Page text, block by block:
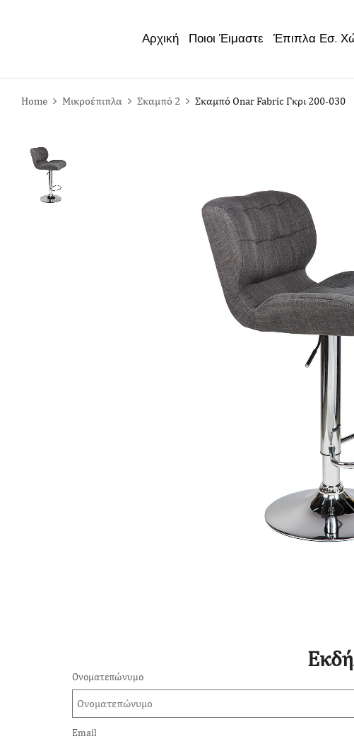
Αρχική Ποιοι Έιμαστε Έπιπλα Εσ.
Home Μικροέπιπλα Σκαμπό 2 Σκαμπό Onar Fabric Γκρι 200-030
Ονοματεπώνυμο
Email